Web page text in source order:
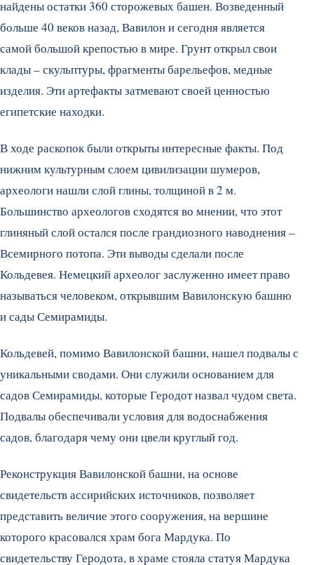
найдены остатки 360 сторожевых башен. Возведенный
больше 40 веков назад, Вавилон и сегодня является
самой большой крепостью в мире. Грунт открыл свои
клады – скульптуры, фрагменты барельефов, медные
изделия. Эти артефакты затмевают своей ценностью
египетские находки.
В ходе раскопок были открыты интересные факты. Под
нижним культурным слоем цивилизации шумеров,
археологи нашли слой глины, толщиной в 2 м.
Большинство археологов сходятся во мнении, что этот
глиняный слой остался после грандиозного наводнения –
Всемирного потопа. Эти выводы сделали после
Кольдевея. Немецкий археолог заслуженно имеет право
называться человеком, открывшим Вавилонскую башню
и сады Семирамиды.
Кольдевей, помимо Вавилонской башни, нашел подвалы с
уникальными сводами. Они служили основанием для
садов Семирамиды, которые Геродот назвал чудом света.
Подвалы обеспечивали условия для водоснабжения
садов, благодаря чему они цвели круглый год.
Реконструкция Вавилонской башни, на основе
свидетельств ассирийских источников, позволяет
представить величие этого сооружения, на вершине
которого красовался храм бога Мардука. По
свидетельству Геродота, в храме стояла статуя Мардука